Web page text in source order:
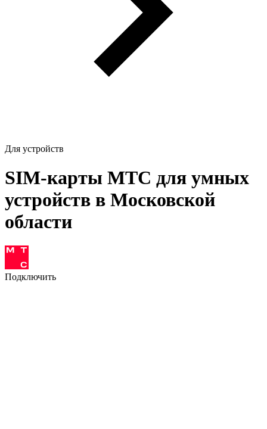
Для устройств
SIM-карты МТС для умных
устройств в Московской
области
Подключить